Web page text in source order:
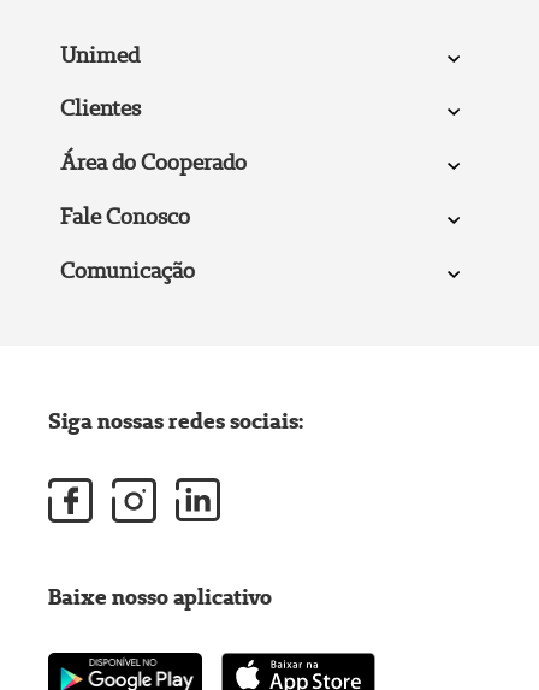
Unimed
Clientes
Área do Cooperado
Fale Conosco
Comunicação
Siga nossas redes sociais:
Baixe nosso aplicativo